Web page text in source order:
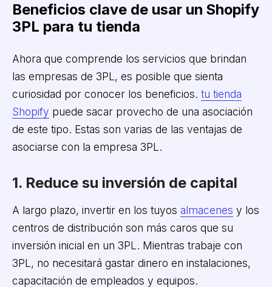
Beneficios clave de usar un Shopify
3PL para tu tienda
Ahora que comprende los servicios que brindan
las empresas de 3PL, es posible que sienta
curiosidad por conocer los beneficios. tu tienda
Shopify puede sacar provecho de una asociación
de este tipo. Estas son varias de las ventajas de
asociarse con la empresa 3PL.
1. Reduce su inversión de capital
A largo plazo, invertir en los tuyos almacenes y los
centros de distribución son más caros que su
inversión inicial en un 3PL. Mientras trabaje con
3PL, no necesitará gastar dinero en instalaciones,
capacitación de empleados y equipos.